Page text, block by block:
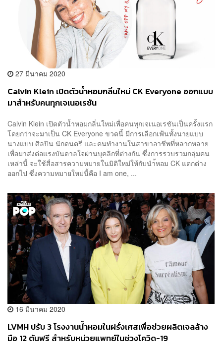
27 มีนาคม 2020
Calvin Klein เปิดตัวน้ำหอมกลิ่นใหม่ CK Everyone ออกแบบ
มาสำหรับคนทุกเจเนอเรชัน
Calvin Klein เปิดตัวน้ำหอมกลิ่นใหม่เพื่อคนทุกเจเนอเรชันเป็นครั้งแรก
โดยกว่าจะมาเป็น CK Everyone ขวดนี้ มีการเลือกเฟ้นทั้งนายแบบ
นางแบบ ศิลปิน นักดนตรี และคนทำงานในสาขาอาชีพที่หลากหลาย
เพื่อมาส่งต่อแรงบันดาลใจผ่านบุคลิกที่ต่างกัน ซึ่งการรวบรวมกลุ่มคน
เหล่านี้ จะใช้สื่อสารความหมายในมิติใหม่ให้กับนำ้หอม CK แตกต่าง
ออกไป ซึ่งความหมายใหม่นี้คือ I am one, ...
16 มีนาคม 2020
LVMH ปรับ 3 โรงงานน้ำหอมในฝรั่งเศสเพื่อช่วยผลิตเจลล้าง
มือ 12 ตันฟรี สำหรับหน่วยแพทย์ในช่วงโควิด-19